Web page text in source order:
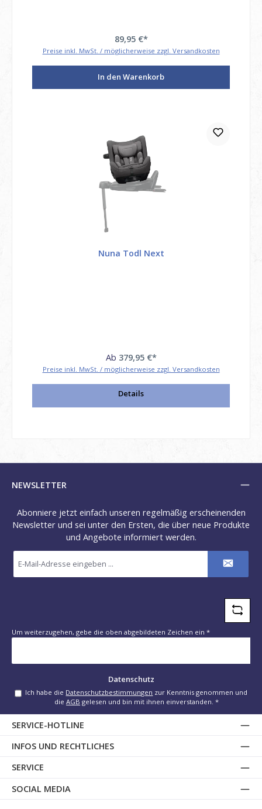
89,95 €*
Preise inkl. MwSt. / möglicherweise zzgl. Versandkosten
In den Warenkorb
Nuna Todl Next
Ab 379,95 €*
Preise inkl. MwSt. / möglicherweise zzgl. Versandkosten
Details
NEWSLETTER
Abonniere jetzt einfach unseren regelmäßig erscheinenden
Newsletter und sei unter den Ersten, die über neue Produkte
und Angebote informiert werden.
E-
Mail-
Um weiterzugehen, gebe die oben abgebildeten Zeichen ein *
Datenschutz
Ich habe die Datenschutzbestimmungen zur Kenntnis genommen und
dieAGB gelesen und bin mit ihnen einverstanden.*
SERVICE-HOTLINE
INFOS UND RECHTLICHES
SERVICE
SOCIAL MEDIA